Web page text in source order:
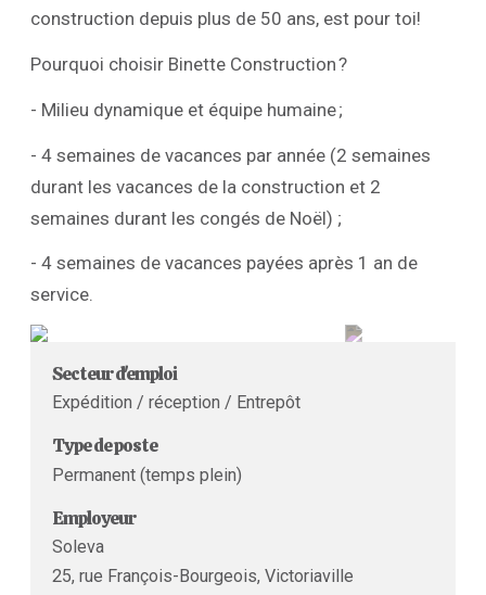
construction depuis plus de 50 ans, est pour toi!
Pourquoi choisir Binette Construction ?
- Milieu dynamique et équipe humaine ;
- 4 semaines de vacances par année (2 semaines
durant les vacances de la construction et 2
semaines durant les congés de Noël) ;
- 4 semaines de vacances payées après 1 an de
service.
Secteur d'emploi
Expédition / réception / Entrepôt
Type de poste
Permanent (temps plein)
Employeur
Soleva
25, rue François-Bourgeois, Victoriaville